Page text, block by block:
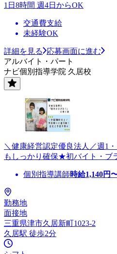
1日8時間 週4日からOK
交通費支給
未経験OK
詳細を見る
応募画面に進む
アルバイト・パート
ナビ個別指導学院 久居校
＼健康経営認定優良法人／週1
もしっかり確保★初バイト・ブ
個別指導講師時給1,140円
勤務地
面接地
三重県津市久居新町1023-2
久居駅 徒歩2分